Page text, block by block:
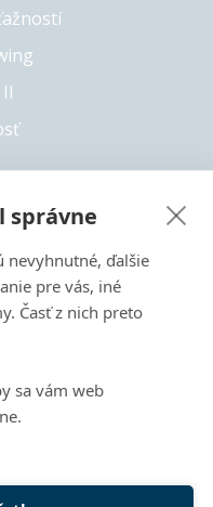
Colonnade
222
a vzťahujú sa
podmienky
správne
nevyhnutné, ďalšie
pre vás, iné
Časť z nich preto
sa vám web